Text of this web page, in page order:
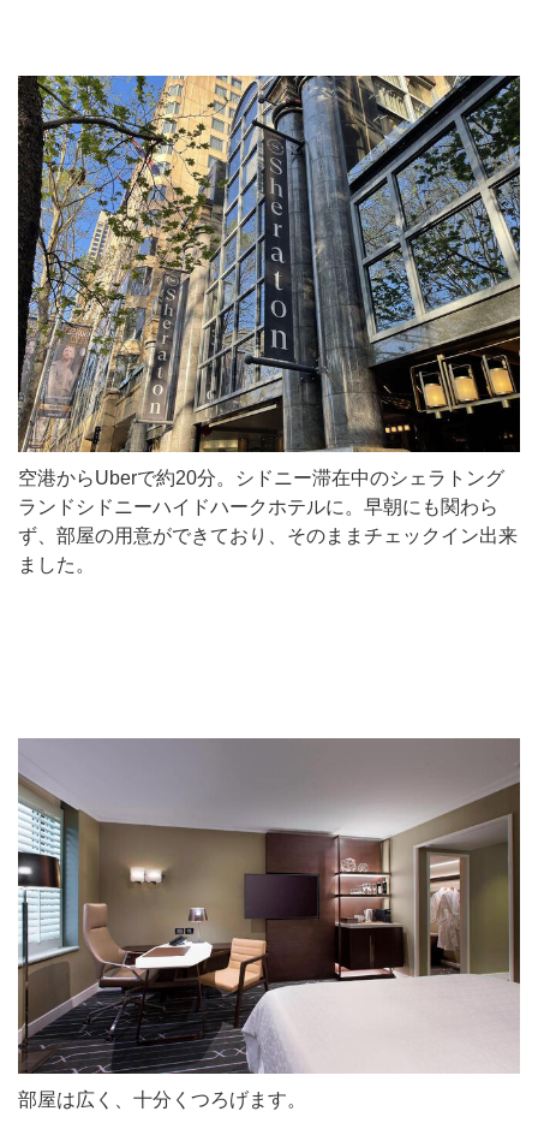
空港からUberで約20分。シドニー滞在中のシェラトング
ランドシドニーハイドハークホテルに。早朝にも関わら
ず、部屋の用意ができており、そのままチェックイン出来
ました。
部屋は広く、十分くつろげます。